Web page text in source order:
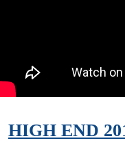
HIGH END